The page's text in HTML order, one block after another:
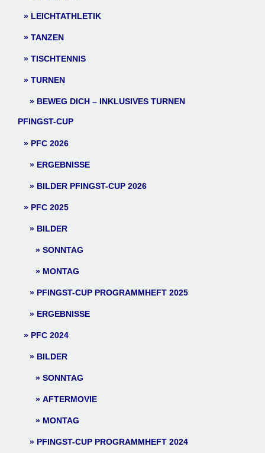
LEICHTATHLETIK
TANZEN
TISCHTENNIS
TURNEN
BEWEG DICH – INKLUSIVES TURNEN
PFINGST-CUP
PFC 2026
ERGEBNISSE
BILDER PFINGST-CUP 2026
PFC 2025
BILDER
SONNTAG
MONTAG
PFINGST-CUP PROGRAMMHEFT 2025
ERGEBNISSE
PFC 2024
BILDER
SONNTAG
AFTERMOVIE
MONTAG
PFINGST-CUP PROGRAMMHEFT 2024